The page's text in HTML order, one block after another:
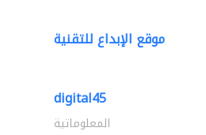
موقع الإبداع للتقنية
digital45
المعلوماتية